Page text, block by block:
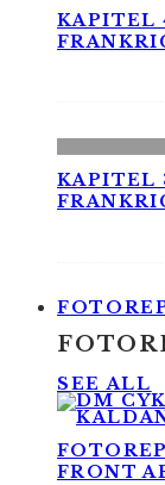
KAPITEL
KAPITEL
SEE ALL
FRONT